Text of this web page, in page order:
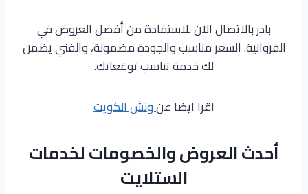
بادر بالاتصال الآن للاستفادة من أفضل العروض في
الفروانية. السعر مناسب والجودة مضمونة، والفني يضمن
لك خدمة تناسب توقعاتك.
اقرا ايضا عنونش الكويت
أحدث العروض والخصومات لخدمات
الستلايت